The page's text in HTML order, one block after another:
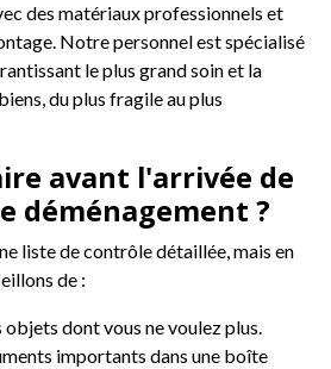
des matériaux professionnels et
Notre personnel est spécialisé
le plus grand soin et la
du plus fragile au plus
avant l'arrivée de
déménagement ?
liste de contrôle détaillée, mais en
de :
objets dont vous ne voulez plus.
importants dans une boîte